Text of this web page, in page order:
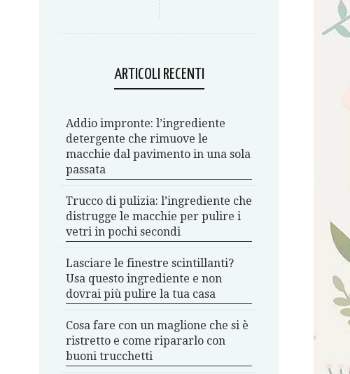
ARTICOLI RECENTI
Addio impronte: l’ingrediente
detergente che rimuove le
macchie dal pavimento in una sola
passata
Trucco di pulizia: l’ingrediente che
distrugge le macchie per pulire i
vetri in pochi secondi
Lasciare le finestre scintillanti?
Usa questo ingrediente e non
dovrai più pulire la tua casa
Cosa fare con un maglione che si è
ristretto e come ripararlo con
buoni trucchetti